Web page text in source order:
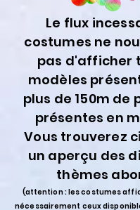
Le flux
costumes ne
pas d'afficher
modèles
plus de 150m de
présentes en
Vous trouverez
un aperçu des
thèmes
(attention : les costumes
nécessairement ceux